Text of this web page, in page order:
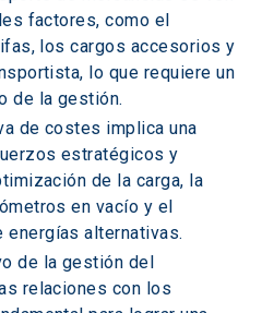
factores, como el
los cargos accesorios y
lo que requiere un
de la gestión.
de costes implica una
estratégicos y
de la carga, la
en vacío y el
energías alternativas.
de la gestión del
relaciones con los